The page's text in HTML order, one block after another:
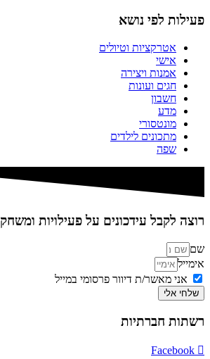
פעילות לפי נושא
אטרקציות וטיולים
אישי
אמנות ויצירה
חגים ועונות
חשבון
מדע
מונטסורי
מתכונים לילדים
שפה
רוצה לקבל עידכונים על פעילויות
שם
אימייל
אני מאשר/ת דיוור פרסומי במייל
שלחי אלי
רשתות חברתיות
Facebook